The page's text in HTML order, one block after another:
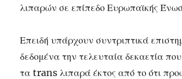
λιπαρών σε επίπεδο Ευρωπαϊκής
Επειδή υπάρχουν συντριπτικά
δεδομένα την τελευταία δεκαετία που
τα trans λιπαρά έκτος από το ότι